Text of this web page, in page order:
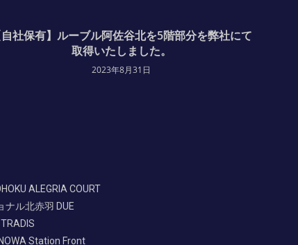
自社保有】ルーブル阿佐谷北を5階部分を弊社にて
取得いたしました。
2023年8月31日
ALEGRIA COURT
ナル北赤羽 DUE
Station Front